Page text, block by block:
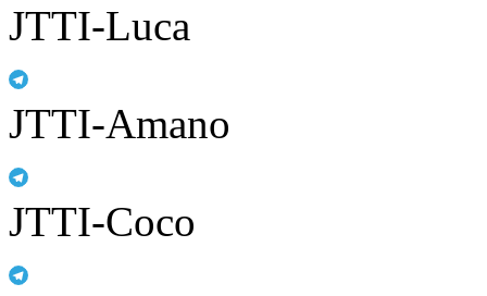
JTTI-Luca
JTTI-Amano
JTTI-Coco